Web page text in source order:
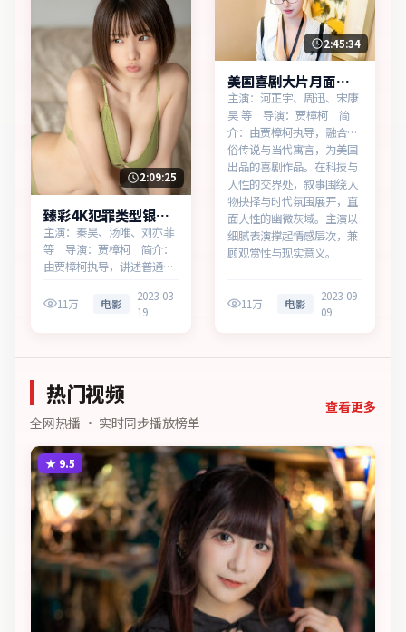
2:09:25
臻彩4K犯罪类型银翼
回响多终端播放
主演：秦昊、汤唯、刘亦菲
等 导演：贾樟柯 简介：
由贾樟柯执导，讲述普通人
国台湾出品的犯罪作品。在
春运与归乡的旅途中，叙事
感层次，兼顾观赏性与现实
意…
11万 电影
2023-03-
19
2:45:34
美国喜剧大片月面档
案高清完整在线
主演：河正宇、周迅、宋康
昊 等 导演：贾樟柯 简
介：由贾樟柯执导，融合民
俗传说与当代寓言，为美国
出品的喜剧作品。在科技与
人性的交界处，叙事围绕人
物抉择与时代氛围展开，直
面人性的幽微灰域。主演以
细腻表演撑起情感层次，兼
顾观赏性与现实意义。
11万 电影
2023-09-
09
热门视频
全网热播 · 实时同步播放榜单
查看更多
★ 9.5